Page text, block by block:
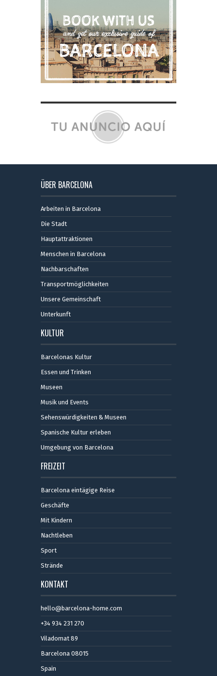
ÜBER BARCELONA
Arbeiten in Barcelona
Die Stadt
Hauptattraktionen
Menschen in Barcelona
Nachbarschaften
Transportmöglichkeiten
Unsere Gemeinschaft
Unterkunft
KULTUR
Barcelonas Kultur
Essen und Trinken
Museen
Musik und Events
Sehenswürdigkeiten & Museen
Spanische Kultur erleben
Umgebung von Barcelona
FREIZEIT
Barcelona eintägige Reise
Geschäfte
Mit Kindern
Nachtleben
Sport
Strände
KONTAKT
hello@barcelona-home.com
+34 934 231 270
Viladomat 89
Barcelona 08015
Spain